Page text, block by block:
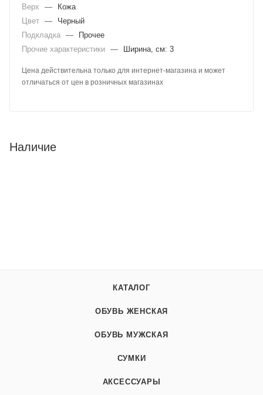
Верх
—
Кожа
Цвет —
Черный
Подкладка —
Прочее
Прочие характеристики — Ширина, см: 3
Цена действительна только для интернет-магазина и может
отличаться от цен в розничных магазинах
Наличие
КАТАЛОГ
ОБУВЬ ЖЕНСКАЯ
ОБУВЬ МУЖСКАЯ
СУМКИ
АКСЕССУАРЫ